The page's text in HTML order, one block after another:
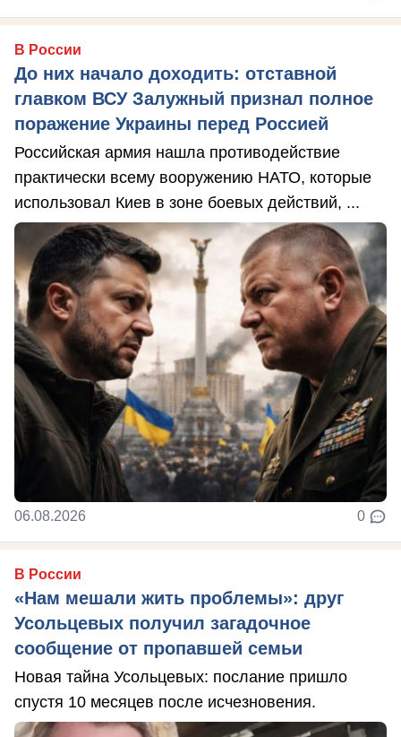
В России
До них начало доходить: отставной
главком ВСУ Залужный признал полное
поражение Украины перед Россией
Российская армия нашла противодействие
практически всему вооружению НАТО, которые
использовал Киев в зоне боевых действий, ...
06.08.2026 0
В России
«Нам мешали жить проблемы»: друг
Усольцевых получил загадочное
сообщение от пропавшей семьи
Новая тайна Усольцевых: послание пришло
спустя 10 месяцев после исчезновения.